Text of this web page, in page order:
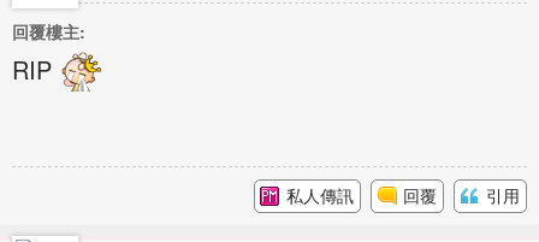
回覆樓主:
RIP
私人傳訊 回覆 引用